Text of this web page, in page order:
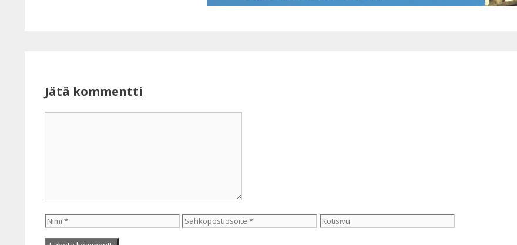
Jätä kommentti
Nimi Sähköpostiosoite Kotisivu